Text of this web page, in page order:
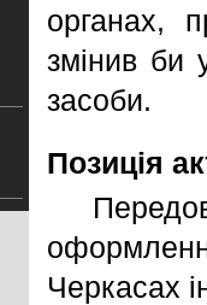
органах,
змінив би
засоби.
Позиція
Черкасах